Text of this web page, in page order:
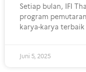
Setiap bulan, IFI
program
karya-karya
Juni 5, 2025